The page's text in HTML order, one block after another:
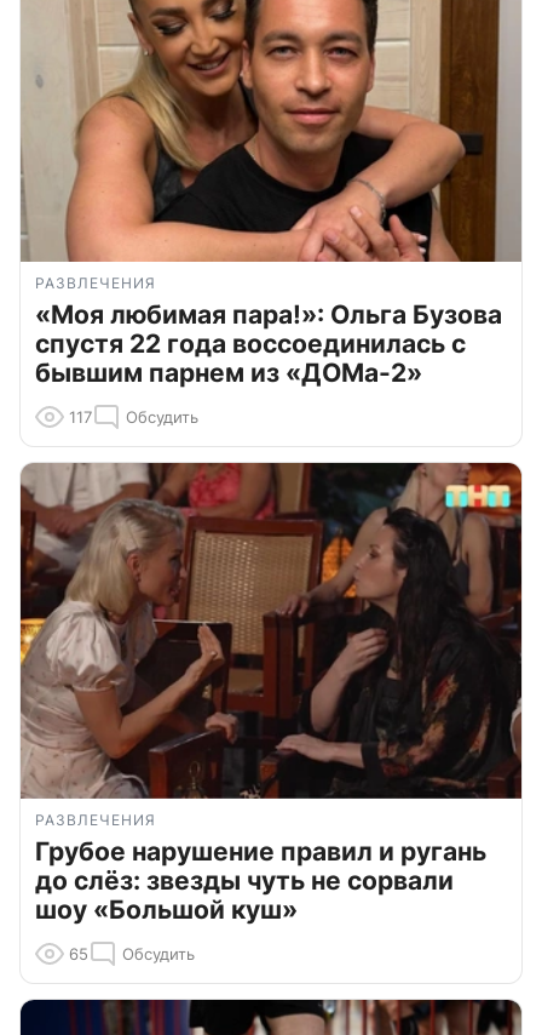
РАЗВЛЕЧЕНИЯ
«Моя любимая пара!»: Ольга Бузова
спустя 22 года воссоединилась с
бывшим парнем из «ДОМа-2»
117 Обсудить
РАЗВЛЕЧЕНИЯ
Грубое нарушение правил и ругань
до слёз: звезды чуть не сорвали
шоу «Большой куш»
65 Обсудить